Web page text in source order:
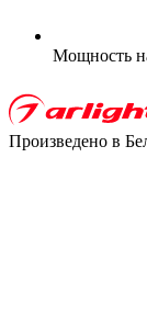
Мощность
Произведено в